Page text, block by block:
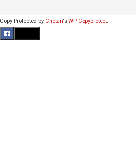
Copy Protected by Chetan's WP-Copyprotect.